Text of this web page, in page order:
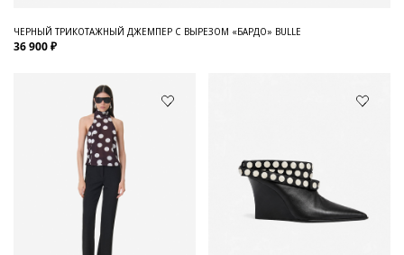
ЧЕРНЫЙ ТРИКОТАЖНЫЙ ДЖЕМПЕР С ВЫРЕЗОМ «БАРДО» BULLE
36 900 ₽